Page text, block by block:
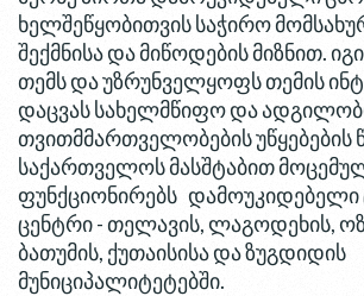
ხელშეწყობითვის საჭირო
შექმნისა და მიწოდების მიზნით.
თემს და უზრუნველყოფს თემის
დაცვას სახელმწიფო და
თვითმმართველობების უწყებების
საქართველოს მასშტაბით
ფუნქციონირებს დამოუკიდებელი
ცენტრი - თელავის, ლაგოდეხის,
ბათუმის, ქუთაისისა და ზუგდიდის
მუნიციპალიტეტებში.